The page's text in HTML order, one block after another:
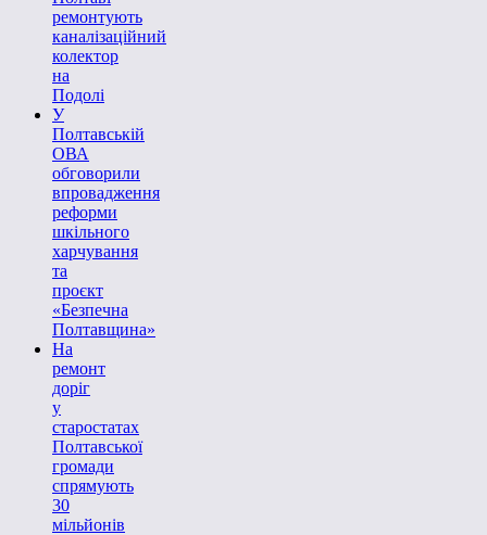
ремонтують
каналізаційний
колектор
на
Подолі
У
Полтавській
ОВА
обговорили
впровадження
реформи
шкільного
харчування
та
проєкт
«Безпечна
Полтавщина»
На
ремонт
доріг
у
старостатах
Полтавської
громади
спрямують
30
мільйонів